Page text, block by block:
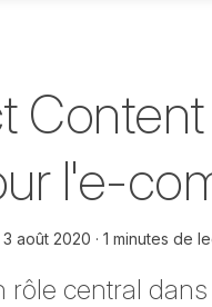
l'e-
3 août 2020 1 minutes de
central